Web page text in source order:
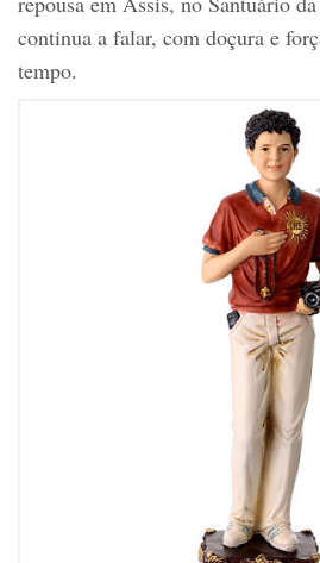
continua a falar, com doçura e
tempo.